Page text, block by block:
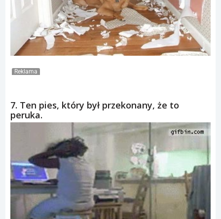
Reklama
7. Ten pies, który był przekonany, że to
peruka.